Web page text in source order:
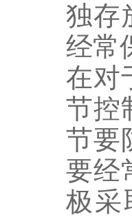
独存
经常
在对
节控
节要
要经
极采